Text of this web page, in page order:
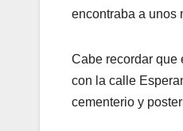
encontraba a unos
Cabe recordar que
con la calle
cementerio y